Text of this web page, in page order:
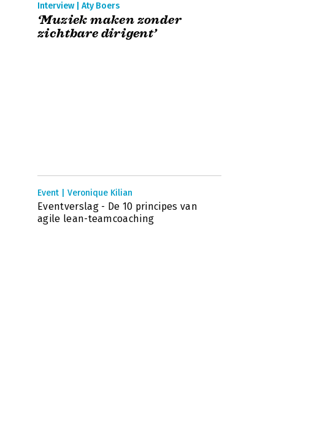
Interview | Aty Boers
‘Muziek maken zonder
zichtbare dirigent’
Event | Veronique Kilian
Eventverslag - De 10 principes van
agile lean-teamcoaching